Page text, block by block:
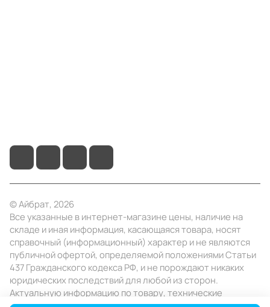
© Айбрат, 2026
Все указанные в интернет-магазине цены, наличие на
складе и иная информация, касающаяся товара, носят
справочный (информационный) характер и не являются
публичной офертой, определяемой положениями Статьи
437 Гражданского кодекса РФ, и не порождают никаких
юридических последствий для любой из сторон.
Актуальную информацию по товару, технические